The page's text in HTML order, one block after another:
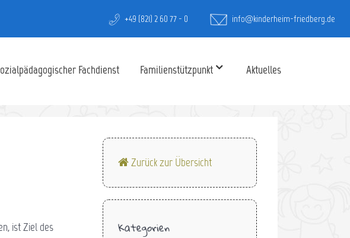
+49 (821) 2 60 77 - 0 info@kinderheim-friedberg.de
Fachdienst Familienstützpunkt Aktuelles
ist Ziel des
Zurück zur Übersicht
Kategorien